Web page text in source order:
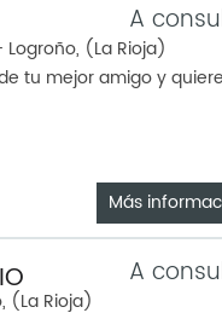
A
Logroño, (La Rioja)
tu mejor amigo y
Más
A
(La Rioja)